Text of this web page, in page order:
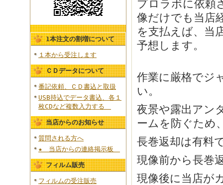
1本注文の割増について
１本から受注します
ＣＤデータについて
番記依頼、ＣＤ書込と取扱
USB持込でデータ書込、各１
枚CDなど複数入力する
当店からのお知らせ
質問される方へ
★ 当店からの連絡掲示板
フィルム販売
フィルムの受注販売
プロラボに依頼
像だけでも当店
を支払えば、当
予想します。
作業に厳格でジ
い。
夜景や露出アン
ームを防ぐため
長巻返却は有料
現像前から長巻
現像後に当店が